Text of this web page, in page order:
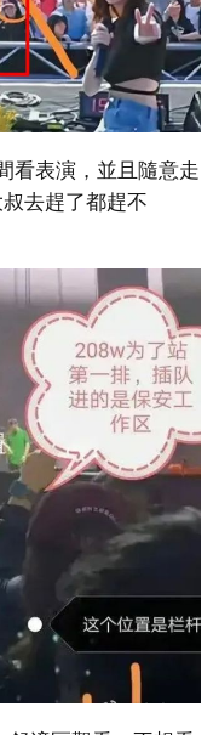
看表演，並且隨意走
去趕了都趕不